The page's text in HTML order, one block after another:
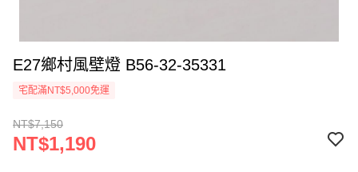
E27鄉村風壁燈 B56-32-35331
宅配滿NT$5,000免運
NT$7,150
NT$1,190